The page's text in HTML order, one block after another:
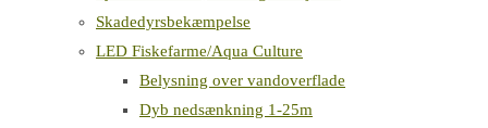
Skadedyrsbekæmpelse
LED Fiskefarme/Aqua Culture
Belysning over vandoverflade
Dyb nedsænkning 1-25m